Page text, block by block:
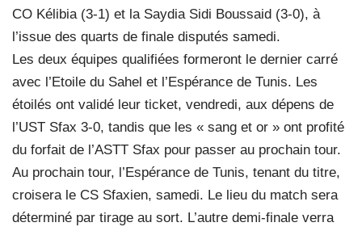
CO Kélibia (3-1) et la Saydia Sidi Boussaid (3-0), à
l’issue des quarts de finale disputés samedi.
Les deux équipes qualifiées formeront le dernier carré
avec l’Etoile du Sahel et l’Espérance de Tunis. Les
étoilés ont validé leur ticket, vendredi, aux dépens de
l’UST Sfax 3-0, tandis que les « sang et or » ont profité
du forfait de l’ASTT Sfax pour passer au prochain tour.
Au prochain tour, l’Espérance de Tunis, tenant du titre,
croisera le CS Sfaxien, samedi. Le lieu du match sera
déterminé par tirage au sort. L’autre demi-finale verra